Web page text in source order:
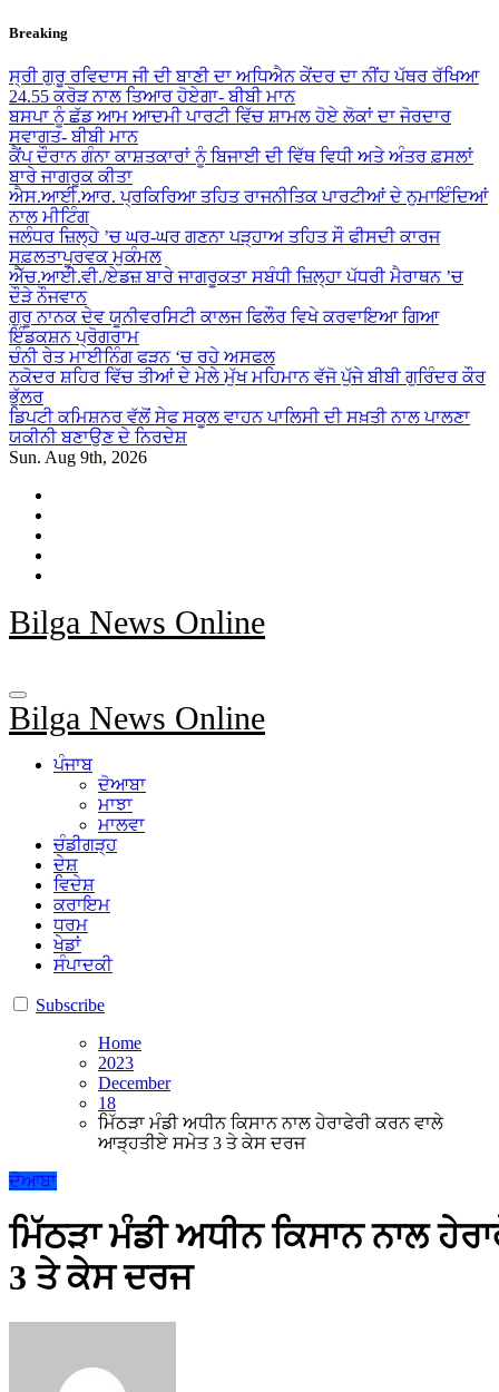
Skip
content
Breaking
ਸ੍ਰੀ ਗੁਰੂ ਰਵਿਦਾਸ ਜੀ ਦੀ ਬਾਣੀ ਦਾ ਅਧਿਐਨ ਕੇਂਦਰ ਦਾ ਨੀਂਹ ਪੱਥਰ ਰੱਖਿਆ
24.55 ਕਰੋੜ ਨਾਲ ਤਿਆਰ ਹੋਏਗਾ- ਬੀਬੀ ਮਾਨ
ਬਸਪਾ ਨੂੰ ਛੱਡ ਆਮ ਆਦਮੀ ਪਾਰਟੀ ਵਿੱਚ ਸ਼ਾਮਲ ਹੋਏ ਲੋਕਾਂ ਦਾ ਜੋਰਦਾਰ
ਸਵਾਗਤ- ਬੀਬੀ ਮਾਨ
ਕੈਂਪ ਦੌਰਾਨ ਗੰਨਾ ਕਾਸ਼ਤਕਾਰਾਂ ਨੂੰ ਬਿਜਾਈ ਦੀ ਵਿੱਥ ਵਿਧੀ ਅਤੇ ਅੰਤਰ ਫ਼ਸਲਾਂ
ਬਾਰੇ ਜਾਗਰੂਕ ਕੀਤਾ
ਐਸ.ਆਈ.ਆਰ. ਪ੍ਰਕਿਰਿਆ ਤਹਿਤ ਰਾਜਨੀਤਿਕ ਪਾਰਟੀਆਂ ਦੇ ਨੁਮਾਇੰਦਿਆਂ
ਨਾਲ ਮੀਟਿੰਗ
ਜਲੰਧਰ ਜ਼ਿਲ੍ਹੇ ’ਚ ਘਰ-ਘਰ ਗਣਨਾ ਪੜ੍ਹਾਅ ਤਹਿਤ ਸੌ ਫੀਸਦੀ ਕਾਰਜ
ਸਫ਼ਲਤਾਪੂਰਵਕ ਮੁਕੰਮਲ
ਐੱਚ.ਆਈ.ਵੀ./ਏਡਜ਼ ਬਾਰੇ ਜਾਗਰੂਕਤਾ ਸਬੰਧੀ ਜ਼ਿਲ੍ਹਾ ਪੱਧਰੀ ਮੈਰਾਥਨ ’ਚ
ਦੌੜੇ ਨੌਜਵਾਨ
ਗੁਰੂ ਨਾਨਕ ਦੇਵ ਯੂਨੀਵਰਸਿਟੀ ਕਾਲਜ ਫਿਲੌਰ ਵਿਖੇ ਕਰਵਾਇਆ ਗਿਆ
ਇੰਡਕਸ਼ਨ ਪ੍ਰੋਗਰਾਮ
ਚੰਨੀ ਰੇਤ ਮਾਈਨਿੰਗ ਫੜਨ ‘ਚ ਰਹੇ ਅਸਫਲ
ਨਕੋਦਰ ਸ਼ਹਿਰ ਵਿੱਚ ਤੀਆਂ ਦੇ ਮੇਲੇ ਮੁੱਖ ਮਹਿਮਾਨ ਵੱਜੋ ਪੁੱਜੇ ਬੀਬੀ ਗੁਰਿੰਦਰ ਕੌਰ
ਭੁੱਲਰ
ਡਿਪਟੀ ਕਮਿਸ਼ਨਰ ਵੱਲੋਂ ਸੇਫ ਸਕੂਲ ਵਾਹਨ ਪਾਲਿਸੀ ਦੀ ਸਖ਼ਤੀ ਨਾਲ ਪਾਲਣਾ
ਯਕੀਨੀ ਬਣਾਉਣ ਦੇ ਨਿਰਦੇਸ਼
Sun. Aug 9th, 2026
Bilga News Online
Bilga News Online
ਪੰਜਾਬ
ਦੋਆਬਾ
ਮਾਝਾ
ਮਾਲਵਾ
ਚੰਡੀਗੜ੍ਹ
ਦੇਸ਼
ਵਿਦੇਸ਼
ਕਰਾਇਮ
ਧਰਮ
ਖੇਡਾਂ
ਸੰਪਾਦਕੀ
Subscribe
Home
2023
December
18
ਮਿੱਠੜਾ ਮੰਡੀ ਅਧੀਨ ਕਿਸਾਨ ਨਾਲ ਹੇਰਾਫੇਰੀ ਕਰਨ ਵਾਲੇ
ਆੜ੍ਹਤੀਏ ਸਮੇਤ 3 ਤੇ ਕੇਸ ਦਰਜ
ਦੋਆਬਾ
ਮਿੱਠੜਾ ਮੰਡੀ ਅਧੀਨ ਕਿਸਾਨ ਨਾਲ
3 ਤੇ ਕੇਸ ਦਰਜ